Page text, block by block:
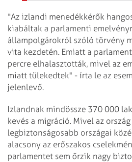
"Az izlandi menedékkérők
kiabáltak a parlamenti
állampolgárokról szóló törvény
vita kezdetén. Emiatt a
percre elhalasztották, mivel az
miatt tülekedtek" - írta le az
jelenlevő.
Izlandnak mindössze 370 000
kevés a migráció. Mivel az
legbiztonságosabb országai
alacsony az erőszakos
parlamentet sem őrzik nagy